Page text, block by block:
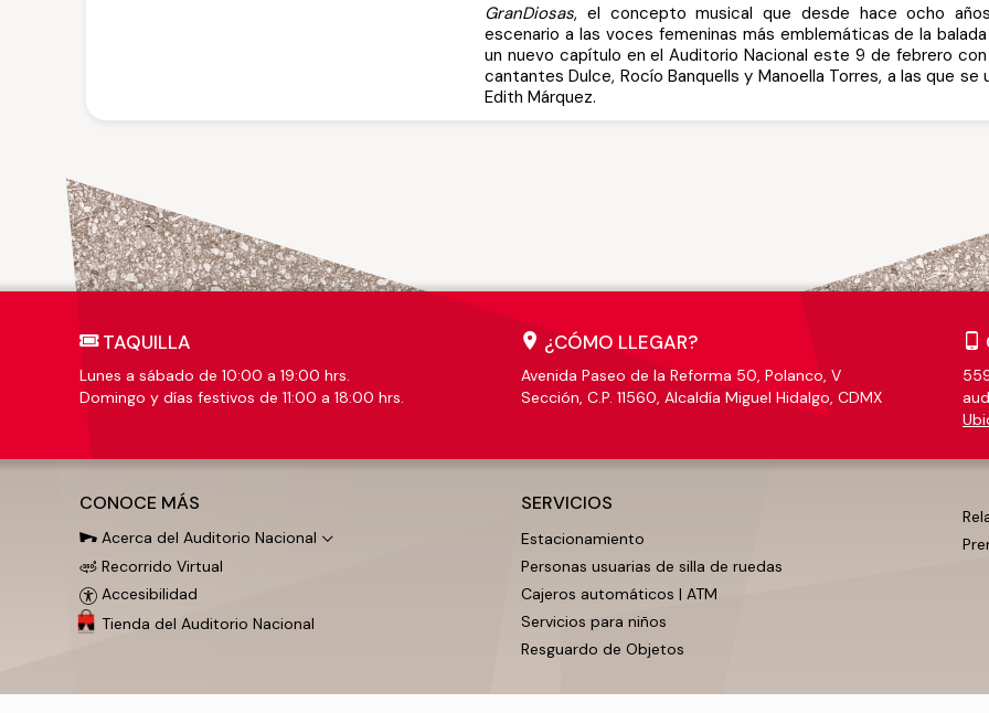
GranDiosas, el concepto musical que desde hace ocho
escenario a las voces femeninas más emblemáticas de la
un nuevo capítulo en el Auditorio Nacional este 9 de febrero
cantantes Dulce, Rocío Banquells y Manoella Torres, a las que se
Edith Márquez.
TAQUILLA
Lunes a sábado de 10:00 a 19:00 hrs.
Domingo y días festivos de 11:00 a 18:00 hrs.
¿CÓMO LLEGAR?
Avenida Paseo de la Reforma 50, Polanco, V
Sección, C.P. 11560, Alcaldía Miguel Hidalgo, CDMX
CONOCE MÁS
Acerca del Auditorio Nacional
Recorrido Virtual
Accesibilidad
Tienda del Auditorio Nacional
SERVICIOS
Estacionamiento
Personas usuarias de silla de ruedas
Cajeros automáticos | ATM
Servicios para niños
Resguardo de Objetos